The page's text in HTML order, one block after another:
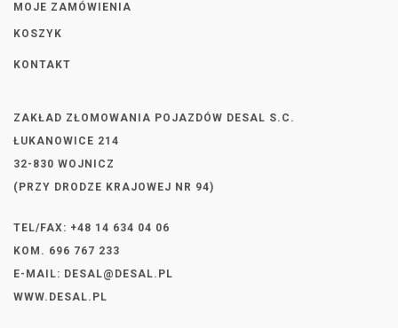
MOJE ZAMÓWIENIA
KOSZYK
KONTAKT
ZAKŁAD ZŁOMOWANIA POJAZDÓW DESAL S.C.
ŁUKANOWICE 214
32-830 WOJNICZ
(PRZY DRODZE KRAJOWEJ NR 94)
TEL/FAX: +48 14 634 04 06
KOM. 696 767 233
E-MAIL: DESAL@DESAL.PL
WWW.DESAL.PL